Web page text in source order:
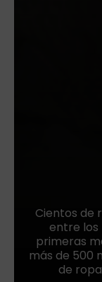
Cientos de
entre los
primeras
más de 500
de